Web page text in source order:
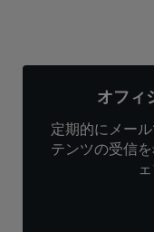
オフィ
定期的にメー
テンツの受信